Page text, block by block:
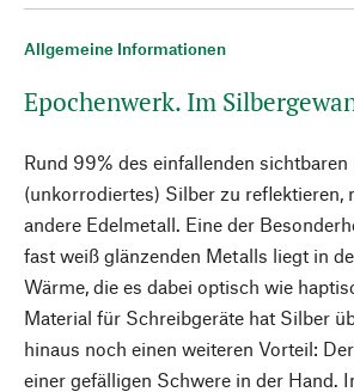
Allgemeine Informationen
Epochenwerk. Im
Rund 99% des einfallenden
(unkorrodiertes) Silber zu reflektieren,
andere Edelmetall. Eine der
fast weiß glänzenden Metalls liegt in
Wärme, die es dabei optisch wie
Material für Schreibgeräte hat Silber
hinaus noch einen weiteren Vorteil:
einer gefälligen Schwere in der Hand.